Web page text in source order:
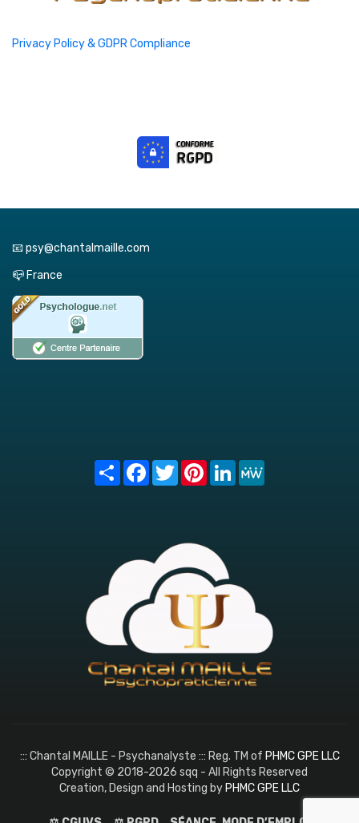
Privacy Policy & GDPR Compliance
📧 psy@chantalmaille.com
📪 France
Share FacebookTwitterPinterest
LinkedIn
::: Chantal MAILLE - Psychanalyste ::: Reg. TM of PHMC GPE LLC
Copyright © 2018-2026 sqq - All Rights Reserved
Creation, Design and Hosting byPHMC GPE LLC